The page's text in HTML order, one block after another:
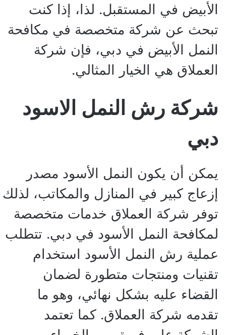
الأبيض في المستقبل. لذا، إذا كنت
تبحث عن شركة متخصصة في مكافحة
النمل الأبيض في دبي، فإن شركة
العملاق هي الخيار المثالي.
شركة رش النمل الاسود
دبي
يمكن أن يكون النمل الأسود مصدر
إزعاج كبير في المنازل والمكاتب، لذلك
توفر شركة العملاق خدمات متخصصة
لمكافحة النمل الأسود في دبي. تتطلب
عملية رش النمل الأسود استخدام
تقنيات ومنتجات متطورة لضمان
القضاء عليه بشكل نهائي، وهو ما
تقدمه شركة العملاق. كما تعتمد